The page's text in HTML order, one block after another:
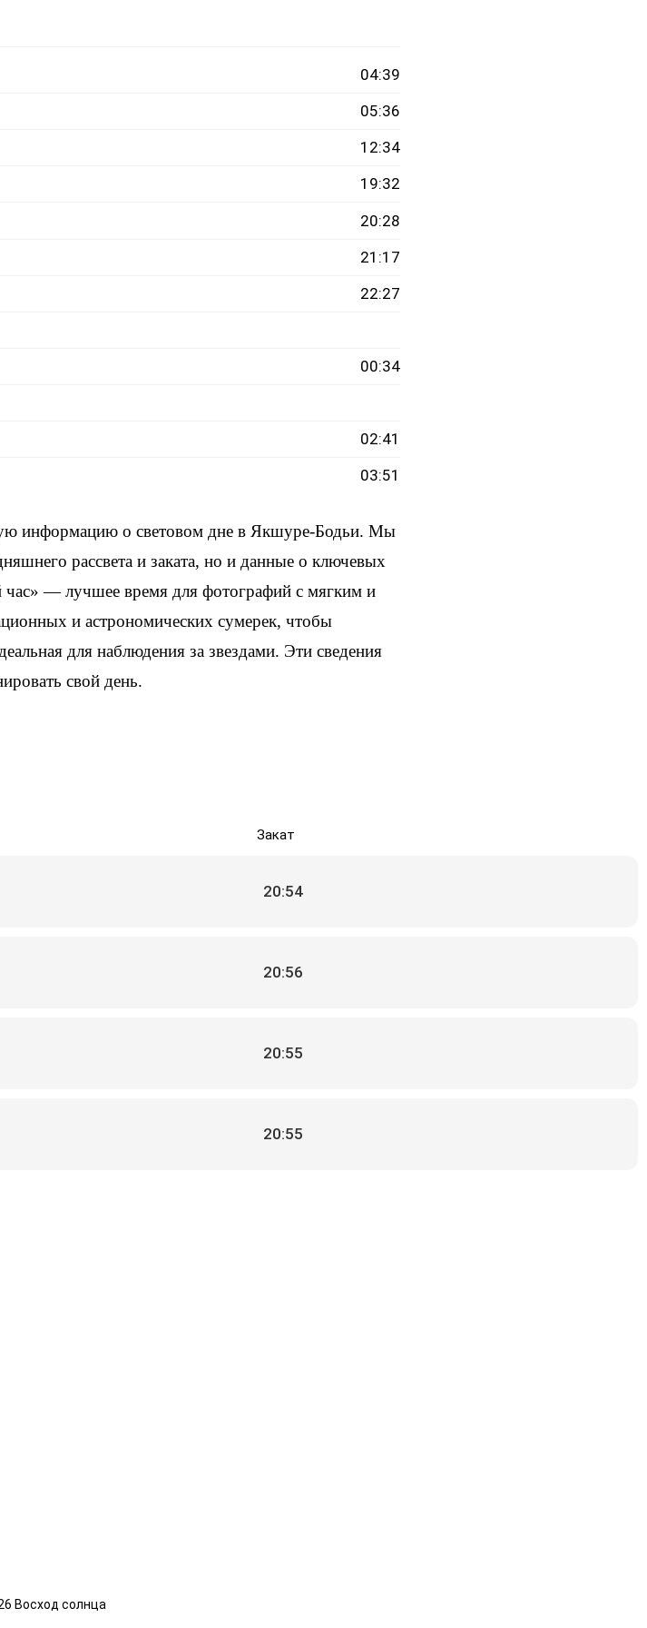
04:39
05:36
12:34
19:32
20:28
21:17
22:27
00:34
02:41
03:51
информацию о световом дне в Якшуре-Бодьи. Мы
рассвета и заката, но и данные о ключевых
час» — лучшее время для фотографий с мягким и
и астрономических сумерек, чтобы
для наблюдения за звездами. Эти сведения
свой день.
Закат
20:54
20:56
20:55
20:55
Восход солнца